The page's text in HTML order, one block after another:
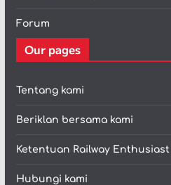
Forum
Our pages
Tentang kami
Beriklan bersama kami
Ketentuan Railway
Hubungi kami